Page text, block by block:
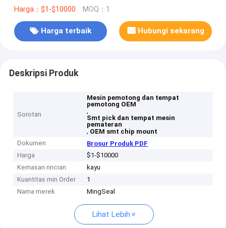
Packaging Poting
Harga：$1-$10000 MOQ：1
Harga terbaik Hubungi sekarang
Deskripsi Produk
Sorotan
Mesin pemotong dan tempat
pemotong OEM
,
Smt pick dan tempat mesin
pemateran
, OEM smt chip mount
Dokumen
Brosur Produk PDF
Harga
$1-$10000
Kemasan rincian
kayu
Kuantitas min Order
1
Nama merek
MingSeal
Lihat Lebih